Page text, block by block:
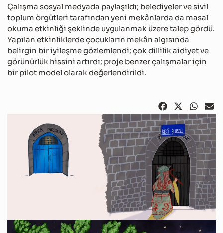
Çalışma sosyal medyada paylaşıldı; belediyeler ve sivil
toplum örgütleri tarafından yeni mekânlarda da masal
okuma etkinliği şeklinde uygulanmak üzere talep gördü.
Yapılan etkinliklerde çocukların mekân algısında
belirgin bir iyileşme gözlemlendi; çok dillilik aidiyet ve
görünürlük hissini artırdı; proje benzer çalışmalar için
bir pilot model olarak değerlendirildi.